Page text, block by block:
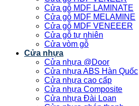
Cửa gỗ MDF LAMINATE
Cửa gỗ MDF MELAMINE
Cửa gỗ MDF VENEEER
Cửa gỗ tự nhiên
Cửa vòm gỗ
Cửa nhựa
Cửa nhựa @Door
Cửa nhựa ABS Hàn Quốc
Cửa nhựa cao cấp
Cửa nhựa Composite
Cửa nhựa Đài Loan